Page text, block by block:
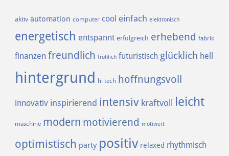
aktiv automation computer cool einfach elektronisch
energetisch entspannt erfolgreich erhebend fabrik
finanzen freundlich fröhlich futuristisch glücklich hell
hintergrund hi tech hoffnungsvoll
innovativ inspirierend intensiv kraftvoll leicht
maschine modern motivierend motiviert
optimistisch party positiv relaxed rhythmisch